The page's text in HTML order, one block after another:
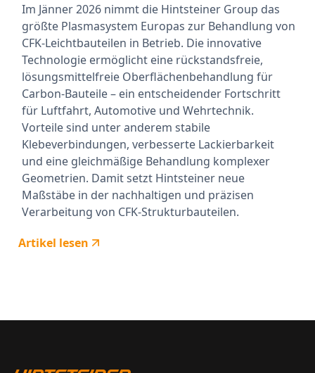
Im Jänner 2026 nimmt die Hintsteiner Group das
größte Plasmasystem Europas zur Behandlung von
CFK-Leichtbauteilen in Betrieb. Die innovative
Technologie ermöglicht eine rückstandsfreie,
lösungsmittelfreie Oberflächenbehandlung für
Carbon-Bauteile – ein entscheidender Fortschritt
für Luftfahrt, Automotive und Wehrtechnik.
Vorteile sind unter anderem stabile
Klebeverbindungen, verbesserte Lackierbarkeit
und eine gleichmäßige Behandlung komplexer
Geometrien. Damit setzt Hintsteiner neue
Maßstäbe in der nachhaltigen und präzisen
Verarbeitung von CFK-Strukturbauteilen.
Artikel lesen